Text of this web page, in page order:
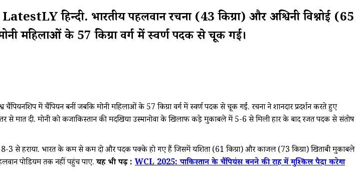
हिन्दी. भारतीय पहलवान रचना (43 किग्रा) और अश्विनी विश्नोई (65
महिलाओं के 57 किग्रा वर्ग में स्वर्ण पदक से चूक गईं।
चैंपियनशिप में चैंपियन बनीं जबकि मोनी महिलाओं के 57 किग्रा वर्ग में स्वर्ण पदक से चूक गईं. रचना ने शानदार प्रदर्शन करते हुए
से मात दी. मोनी को कजाकिस्तान की मदखिया उस्मानोवा के खिलाफ कड़े मुकाबले में 5-6 से मिली हार के बाद रजत पदक से संतोष
3 से हराया. भारत के कम से कम दो और पदक पक्के हो गए हैं जिसमें यशिता (61 किग्रा) और काजल (73 किग्रा) खिताबी मुकाबले
पोडियम तक नहीं पहुंच पाए.यह भी पढ़ें :WCL 2025: पाकिस्तान के चैंपियंस बनने की राह में मुश्किल पैदा करेगा